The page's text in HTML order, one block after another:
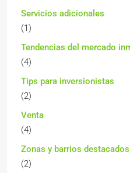
Servicios adicionales
(1)
Tendencias del mercado
(4)
Tips para inversionistas
(2)
Venta
(4)
Zonas y barrios destacados
(2)